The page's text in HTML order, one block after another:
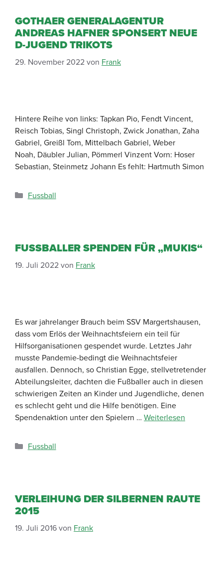
GOTHAER GENERALAGENTUR
ANDREAS HAFNER SPONSERT NEUE
D-JUGEND TRIKOTS
29. November 2022von Frank
Hintere Reihe von links: Tapkan Pio, Fendt Vincent,
Reisch Tobias, Singl Christoph, Zwick Jonathan, Zaha
Gabriel, Greißl Tom, Mittelbach Gabriel, Weber
Noah, Däubler Julian, Pömmerl Vinzent Vorn: Hoser
Sebastian, Steinmetz Johann Es fehlt: Hartmuth Simon
Fussball
FUSSBALLER SPENDEN FÜR „MUKIS“
19. Juli 2022von Frank
Es war jahrelanger Brauch beim SSV Margertshausen,
dass vom Erlös der Weihnachtsfeiern ein teil für
Hilfsorganisationen gespendet wurde. Letztes Jahr
musste Pandemie-bedingt die Weihnachtsfeier
ausfallen. Dennoch, so Christian Egge, stellvetretender
Abteilungsleiter, dachten die Fußballer auch in diesen
schwierigen Zeiten an Kinder und Jugendliche, denen
es schlecht geht und die Hilfe benötigen. Eine
Spendenaktion unter den Spielern … Weiterlesen
Fussball
VERLEIHUNG DER SILBERNEN RAUTE
2015
19. Juli 2016von Frank